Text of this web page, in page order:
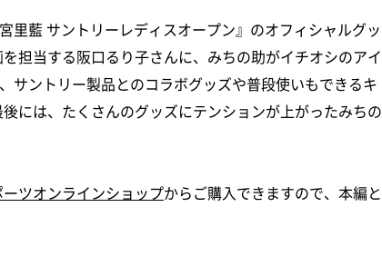
里藍 サントリーレディスオープン』のオフィシャルグッ
担当する阪口るり子さんに、みちの助がイチオシのアイ
サントリー製品とのコラボグッズや普段使いもできるキ
には、たくさんのグッズにテンションが上がったみちの
ツオンラインショップからご購入できますので、本編と